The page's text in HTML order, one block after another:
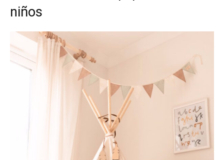
niños